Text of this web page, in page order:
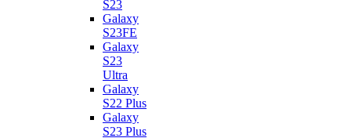
S23
Galaxy
S23FE
Galaxy
S23
Ultra
Galaxy
S22 Plus
Galaxy
S23 Plus